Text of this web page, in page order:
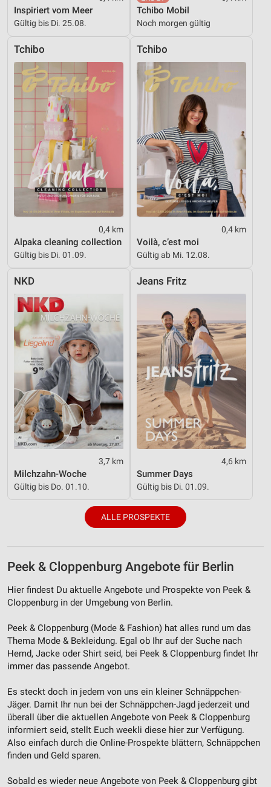
Inspiriert vom Meer
Gültig bis Di. 25.08.
Tchibo Mobil
Noch morgen gültig
Tchibo
0,4 km
Alpaka cleaning collection
Gültig bis Di. 01.09.
Tchibo
0,4 km
Voilà, c’est moi
Gültig ab Mi. 12.08.
NKD
3,7 km
Milchzahn-Woche
Gültig bis Do. 01.10.
Jeans Fritz
4,6 km
Summer Days
Gültig bis Di. 01.09.
ALLE PROSPEKTE
Peek & Cloppenburg Angebote für Berlin
Hier findest Du aktuelle Angebote und Prospekte von Peek &
Cloppenburg in der Umgebung von Berlin.
Peek & Cloppenburg (Mode & Fashion) hat alles rund um das
Thema Mode & Bekleidung. Egal ob Ihr auf der Suche nach
Hemd, Jacke oder Shirt seid, bei Peek & Cloppenburg findet Ihr
immer das passende Angebot.
Es steckt doch in jedem von uns ein kleiner Schnäppchen-
Jäger. Damit Ihr nun bei der Schnäppchen-Jagd jederzeit und
überall über die aktuellen Angebote von Peek & Cloppenburg
informiert seid, stellt Euch weekli diese hier zur Verfügung.
Also einfach durch die Online-Prospekte blättern, Schnäppchen
finden und Geld sparen.
Sobald es wieder neue Angebote von Peek & Cloppenburg gibt
Erstellung von Profilen zur Personalisierung
Verwendung von Profilen zur Auswahl
personalisierter Inhalte
Messung der Werbeleistung
Messung der Performance von Inhalten
Analyse von Zielgruppen durch Statistiken oder
Kombinationen von Daten aus verschiedenen
Quellen
Entwicklung und Verbesserung der Angebote
Verwendung reduzierter Daten zur Auswahl von
IAB-Besonderheiten:
Informationen identifizieren
Nicht-IAB-Verarbeitungszwecke:
Notwendig
Performance
Funktional
Werbung